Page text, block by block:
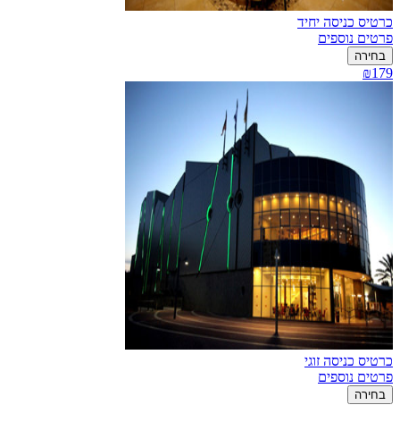
כרטיס כניסה יחיד
פרטים נוספים
בחירה
₪179
כרטיס כניסה זוגי
פרטים נוספים
בחירה